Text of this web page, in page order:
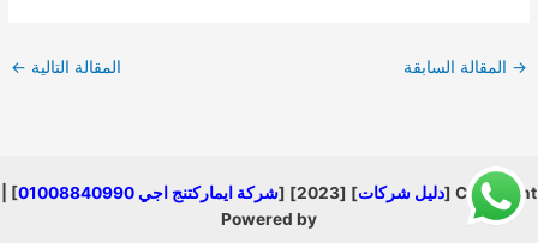
→ المقالة السابقة المقالة التالية ←
Copyright [ دليل شركات] [2023] [ شركة ايماركتنج اجي 01008840990
] |
Powered by